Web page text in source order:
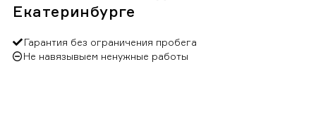
Екатеринбурге
Гарантия без ограничения пробега
Не навязывыем ненужные работы